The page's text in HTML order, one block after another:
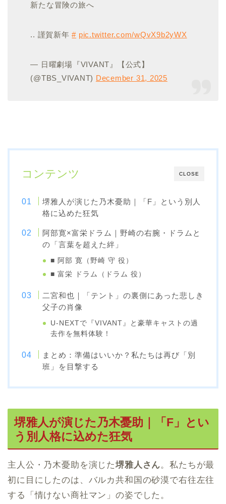
新たな冒険の旅へ
.. 謹賀新年# pic.twitter.com/wQvX9b2yWX
— 日曜劇場『VIVANT』【公式】
(@TBS_VIVANT) December 31, 2025
CLOSE
コンテンツ
堺雅人が演じた乃木憂助｜「F」という別人
格に込めた狂気
阿部寛×富栄ドラム｜野崎の右腕・ドラムと
の「言葉を超えた絆」
■ 阿部 寛（野崎 守 役）
■ 富栄 ドラム（ドラム 役）
二宮和也｜「テント」の裏側にあった悲しき
父子の肖像
U-NEXTで『VIVANT』と豪華キャストの過
去作を無料体験！
まとめ：準備はいいか？私たちは再び「別
班」を目撃する
堺雅人が演じた乃木憂助｜「F」とい
う別人格に込めた狂気
主人公・乃木憂助を演じた堺雅人さん。私たちが最
初に目にしたのは、バルカ共和国の砂漠で右往左往
する「情けない商社マン」の姿でした。